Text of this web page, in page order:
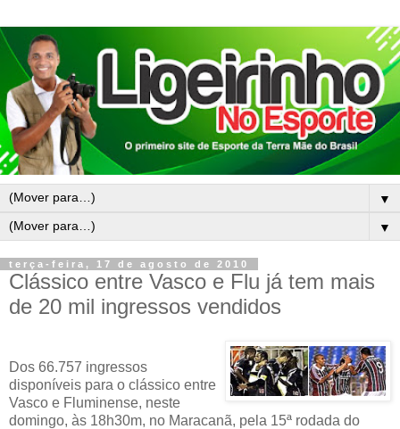
▼
▼
terça-feira, 17 de agosto de 2010
Clássico entre Vasco e Flu já tem mais
de 20 mil ingressos vendidos
Dos 66.757 ingressos
disponíveis para o clássico entre
Vasco e Fluminense, neste
domingo, às 18h30m, no Maracanã, pela 15ª rodada do